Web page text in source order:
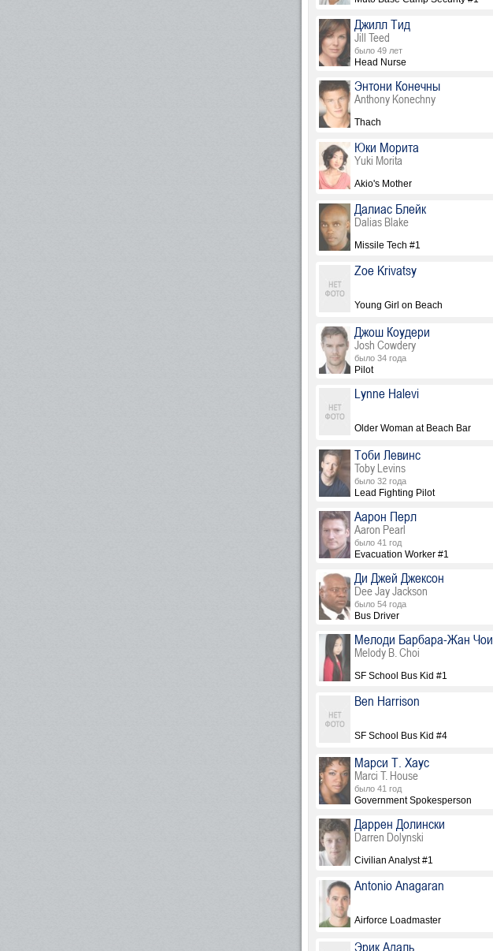
Джилл Тид
Jill Teed
было 49 лет
Head Nurse
Энтони Конечны
Anthony Konechny
Thach
Юки Морита
Yuki Morita
Akio's Mother
Далиас Блейк
Dalias Blake
Missile Tech #1
Zoe Krivatsy
Young Girl on Beach
Джош Коудери
Josh Cowdery
было 34 года
Pilot
Lynne Halevi
Older Woman at Beach Bar
Тоби Левинс
Toby Levins
было 32 года
Lead Fighting Pilot
Аарон Перл
Aaron Pearl
было 41 год
Evacuation Worker #1
Ди Джей Джексон
Dee Jay Jackson
было 54 года
Bus Driver
Мелоди Барбара-Жан Чои
Melody B. Choi
SF School Bus Kid #1
Ben Harrison
SF School Bus Kid #4
Марси Т. Хаус
Marci T. House
было 41 год
Government Spokesperson
Даррен Долински
Darren Dolynski
Civilian Analyst #1
Antonio Anagaran
Airforce Loadmaster
Эрик Адаль